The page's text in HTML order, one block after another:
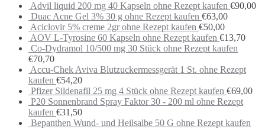
Advil liquid 200 mg 40 Kapseln ohne Rezept kaufen €90,00
Duac Acne Gel 3% 30 g ohne Rezept kaufen €63,00
Aciclovir 5% creme 2gr ohne Rezept kaufen €50,00
AOV L-Tyrosine 60 Kapseln ohne Rezept kaufen €13,70
Co-Dydramol 10/500 mg 30 Stück ohne Rezept kaufen
€70,70
Accu-Chek Aviva Blutzuckermessgerät 1 St. ohne Rezept
kaufen €54,20
Pfizer Sildenafil 25 mg 4 Stück ohne Rezept kaufen €69,00
P20 Sonnenbrand Spray Faktor 30 - 200 ml ohne Rezept
kaufen €31,50
Bepanthen Wund- und Heilsalbe 50 G ohne Rezept kaufen